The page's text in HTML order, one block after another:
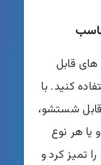
های قابل
کنید. با
قابل شستشو،
یا هر نوع
تمیز کرد و